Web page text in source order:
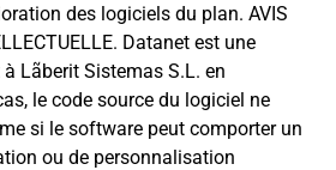
des logiciels du plan. AVIS
Datanet est une
Lãberit Sistemas S.L. en
le code source du logiciel ne
si le software peut comporter un
ou de personnalisation